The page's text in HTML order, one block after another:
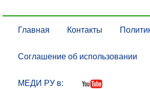
Главная Контакты
Соглашение об использовании
МЕДИ РУ в: